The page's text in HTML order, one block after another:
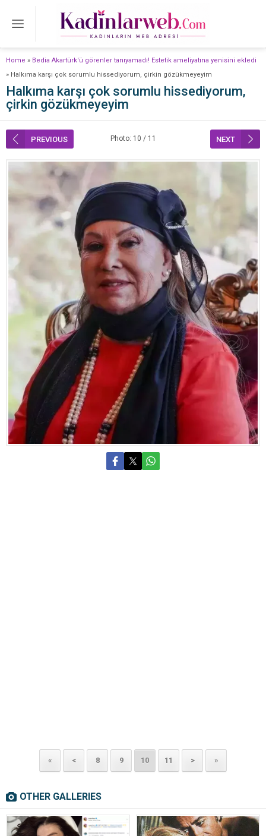
Home » Bedia Akartürk'ü görenler tanıyamadı! Estetik ameliyatına yenisini ekledi
» Halkıma karşı çok sorumlu hissediyorum, çirkin gözükmeyeyim
Halkıma karşı çok sorumlu hissediyorum,
çirkin gözükmeyeyim
PREVIOUS Photo: 10 / 11 NEXT
« < 8 9 10 11 > »
OTHER GALLERIES